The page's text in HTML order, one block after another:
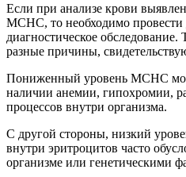
Если при анализе крови
МСНС, то необходимо провести
диагностическое
разные причины,
Пониженный уровень МСНС
наличии анемии, гипохромии,
процессов внутри организма.
С другой стороны, низкий
внутри эритроцитов часто
организме или генетическими